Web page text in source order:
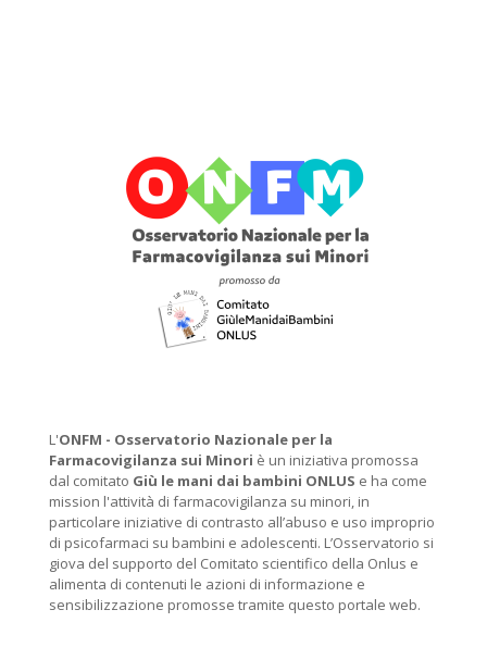
L'ONFM - Osservatorio Nazionale per la
Farmacovigilanza sui Minori è un iniziativa promossa
dal comitato Giù le mani dai bambini ONLUS e ha come
mission l'attività di farmacovigilanza su minori, in
particolare iniziative di contrasto all’abuso e uso improprio
di psicofarmaci su bambini e adolescenti. L’Osservatorio si
giova del supporto del Comitato scientifico della Onlus e
alimenta di contenuti le azioni di informazione e
sensibilizzazione promosse tramite questo portale web.